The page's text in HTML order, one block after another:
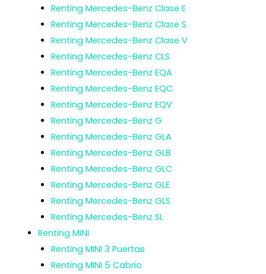
Renting Mercedes-Benz Clase E
Renting Mercedes-Benz Clase S
Renting Mercedes-Benz Clase V
Renting Mercedes-Benz CLS
Renting Mercedes-Benz EQA
Renting Mercedes-Benz EQC
Renting Mercedes-Benz EQV
Renting Mercedes-Benz G
Renting Mercedes-Benz GLA
Renting Mercedes-Benz GLB
Renting Mercedes-Benz GLC
Renting Mercedes-Benz GLE
Renting Mercedes-Benz GLS
Renting Mercedes-Benz SL
Renting MINI
Renting MINI 3 Puertas
Renting MINI 5 Cabrio